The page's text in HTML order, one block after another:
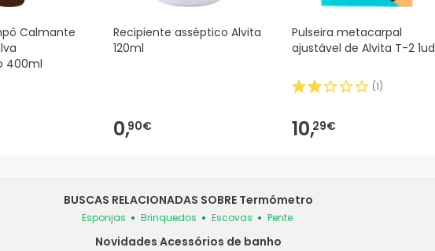
Calmante
400ml
Recipiente asséptico Alvita
120ml
0,90€
Pulseira metacarpal
ajustável de Alvita T-2 1ud
(1)
10,29€
BUSCAS RELACIONADAS SOBRE Termómetro
Esponjas Brinquedos Escovas Pente
Novidades Acessórios de banho